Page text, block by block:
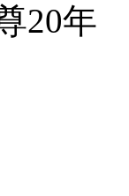
20年